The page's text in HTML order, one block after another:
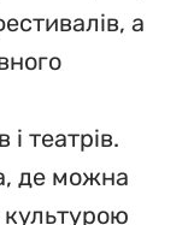
а
і театрів.
де можна
культурою